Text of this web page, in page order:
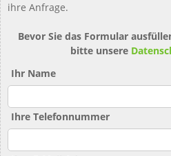
ihre Anfrage.
Bevor Sie das Formular
bitte unsere
Ihr Name
Ihre Telefonnummer